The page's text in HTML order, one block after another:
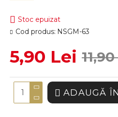
Stoc epuizat
Cod produs: NSGM-63
5,90 Lei
ADAUGĂ